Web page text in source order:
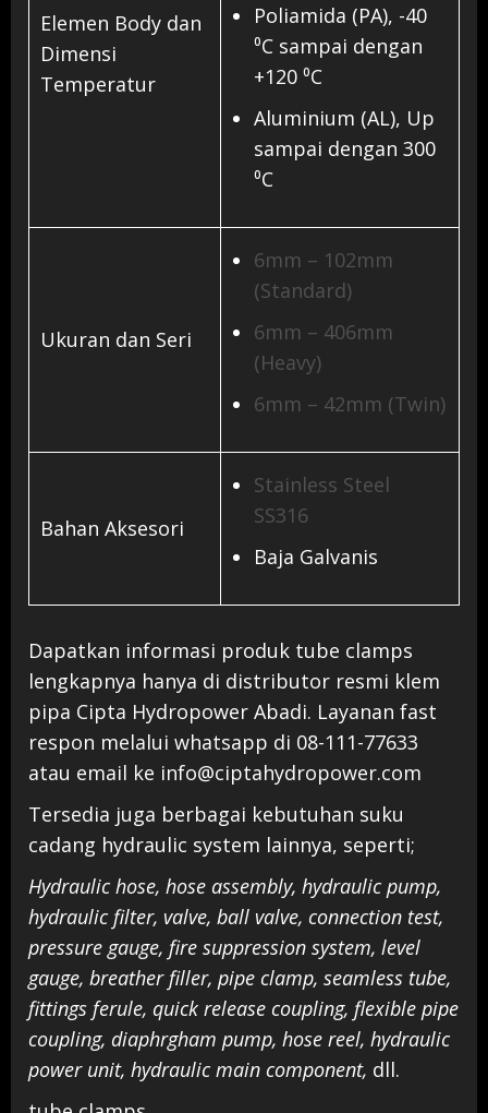
Elemen Body dan
Dimensi
Temperatur
Poliamida (PA), -40
⁰C sampai dengan
+120 ⁰C
Aluminium (AL), Up
sampai dengan 300
⁰C
Ukuran dan Seri
6mm – 102mm
(Standard)
6mm – 406mm
(Heavy)
6mm – 42mm (Twin)
Bahan Aksesori
Stainless Steel
SS316
Baja Galvanis
Dapatkan informasi produk tube clamps
lengkapnya hanya di distributor resmi klem
pipa Cipta Hydropower Abadi. Layanan fast
respon melalui whatsapp di 08-111-77633
atau email ke info@ciptahydropower.com
Tersedia juga berbagai kebutuhan suku
cadang hydraulic system lainnya, seperti;
Hydraulic hose, hose assembly, hydraulic pump,
hydraulic filter, valve, ball valve, connection test,
pressure gauge, fire suppression system, level
gauge, breather filler, pipe clamp, seamless tube,
fittings ferule, quick release coupling, flexible pipe
coupling, diaphrgham pump, hose reel, hydraulic
power unit, hydraulic main component, dll.